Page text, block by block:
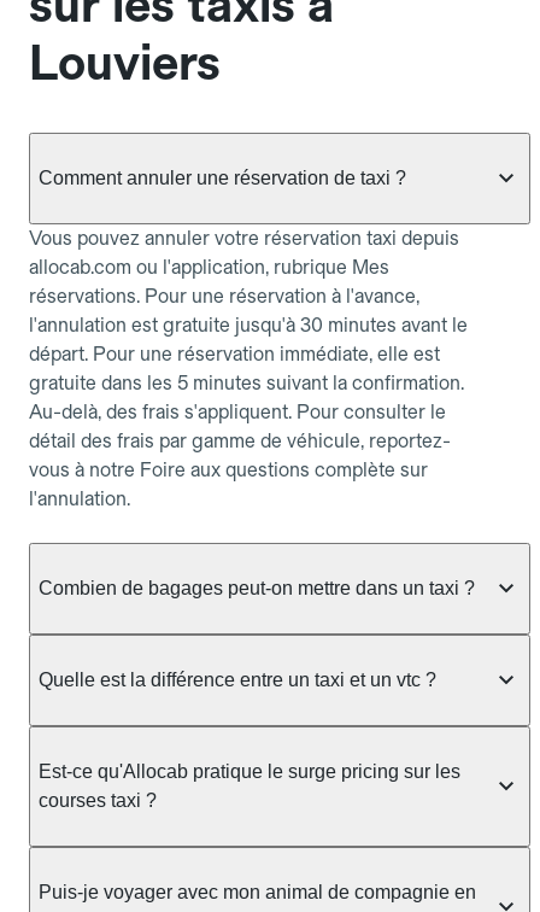
Louviers
Comment annuler une réservation de taxi ?
Vous pouvez annuler votre réservation taxi depuis
allocab.com ou l'application, rubrique Mes
réservations. Pour une réservation à l'avance,
l'annulation est gratuite jusqu'à 30 minutes avant le
départ. Pour une réservation immédiate, elle est
gratuite dans les 5 minutes suivant la confirmation.
Au-delà, des frais s'appliquent. Pour consulter le
détail des frais par gamme de véhicule, reportez-
vous à notre Foire aux questions complète sur
l'annulation.
Combien de bagages peut-on mettre dans un taxi ?
taxi berline accueille en général jusqu'à 3 bagages
ou nombreux, précisez-le dans le champ "Message
au chauffeur" lors de la réservation. Le prix n'est
pas impacté par le nombre de bagages.
Quelle est la différence entre un taxi et un vtc ?
prendre en charge directement dans la rue, à une
station ou sur réservation, avec un tarif au
réservation et propose un prix fixe annoncé à
l'avance. Chez Allocab, réservez facilement votre
Est-ce qu'Allocab pratique le surge pricing sur les
courses taxi ?
réglementation préfectorale et suit un barème
Puis-je voyager avec mon animal de compagnie en